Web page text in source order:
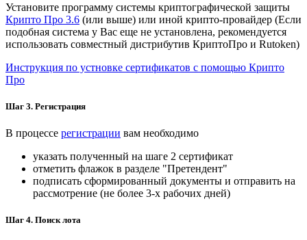
Установите программу системы криптографической защиты
Крипто Про 3.6 (или выше) или иной крипто-провайдер (Если
подобная система у Вас еще не установлена, рекомендуется
использовать совместный дистрибутив КриптоПро и Rutoken)
Инструкция по устновке сертификатов с помощью Крипто
Про
Шаг 3. Регистрация
В процессе регистрации вам необходимо
указать полученный на шаге 2 сертификат
отметить флажок в разделе "Претендент"
подписать сформированный документы и отправить на
рассмотрение (не более 3-х рабочих дней)
Шаг 4. Поиск лота